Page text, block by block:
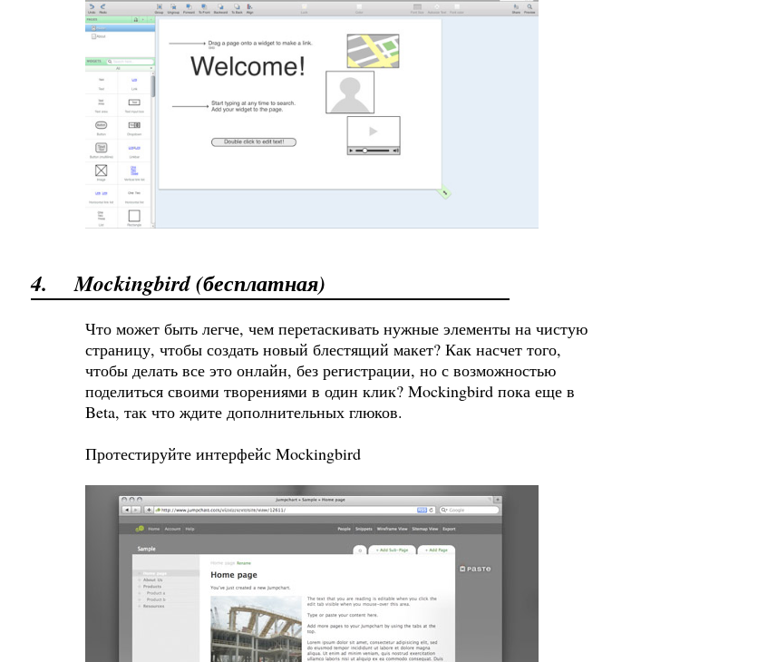
4. Mockingbird (бесплатная)
Что может быть легче, чем перетаскивать нужные элементы на чистую
страницу, чтобы создать новый блестящий макет? Как насчет того,
чтобы делать все это онлайн, без регистрации, но с возможностью
поделиться своими творениями в один клик? Mockingbird пока еще в
Beta, так что ждите дополнительных глюков.
Протестируйте интерфейс Mockingbird